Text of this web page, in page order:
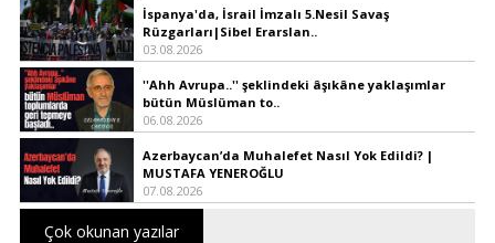
İspanya'da, İsrail İmzalı 5.Nesil Savaş
Rüzgarları|Sibel Erarslan..
03.08.2026
''Ahh Avrupa..'' şeklindeki âşıkâne yaklaşımlar
bütün Müslüman to..
06.08.2026
Azerbaycan’da Muhalefet Nasıl Yok Edildi? |
MUSTAFA YENEROĞLU
07.08.2026
Çok okunan yazılar